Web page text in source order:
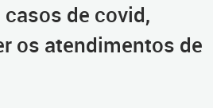
de covid,
os atendimentos de